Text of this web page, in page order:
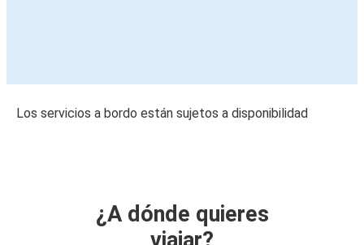
Los servicios a bordo están sujetos a disponibilidad
¿A dónde quieres